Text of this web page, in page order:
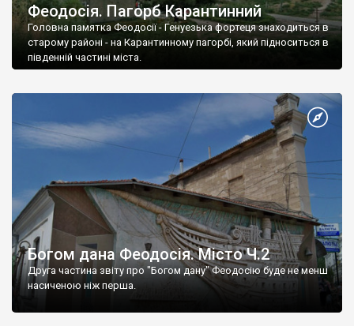
Феодосія. Пагорб Карантинний
Головна памятка Феодосії - Генуезька фортеця знаходиться в
старому районі - на Карантинному пагорбі, який підноситься в
південній частині міста.
Богом дана Феодосія. Місто Ч.2
Друга частина звіту про "Богом дану" Феодосію буде не менш
насиченою ніж перша.